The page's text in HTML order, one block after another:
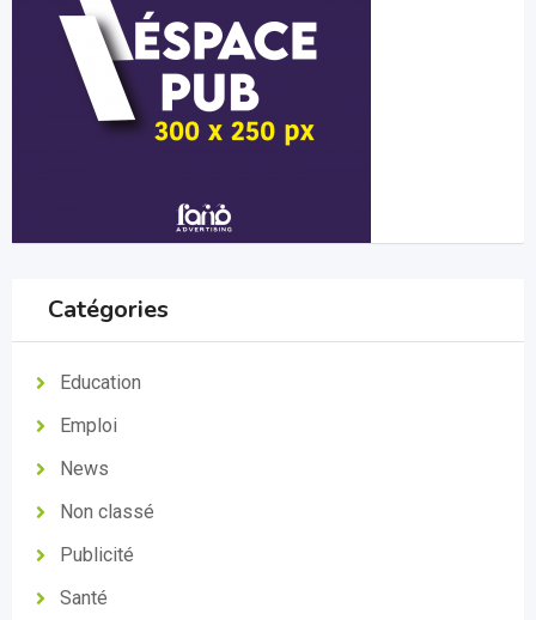
Catégories
Education
Emploi
News
Non classé
Publicité
Santé